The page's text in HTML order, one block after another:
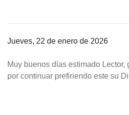
Jueves, 22 de enero de 2026
Muy buenos días estimado
por continuar prefiriendo este su